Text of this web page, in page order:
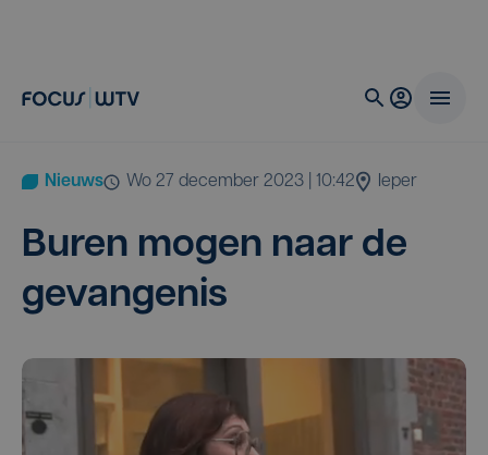
Nieuws wo 27 december 2023 | 10:42 Ieper
Buren mogen naar de
gevangenis